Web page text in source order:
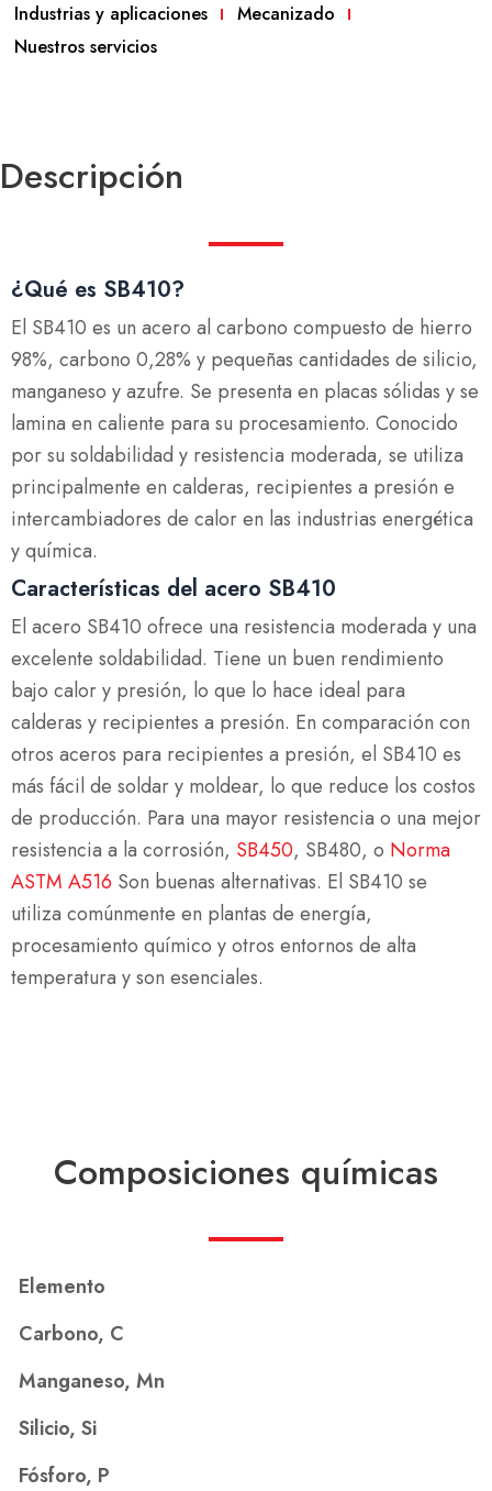
Industrias y aplicaciones
Mecanizado
Nuestros servicios
Descripción
¿Qué es SB410?
El SB410 es un acero al carbono compuesto de hierro
98%, carbono 0,28% y pequeñas cantidades de silicio,
manganeso y azufre. Se presenta en placas sólidas y se
lamina en caliente para su procesamiento. Conocido
por su soldabilidad y resistencia moderada, se utiliza
principalmente en calderas, recipientes a presión e
intercambiadores de calor en las industrias energética
y química.
Características del acero SB410
El acero SB410 ofrece una resistencia moderada y una
excelente soldabilidad. Tiene un buen rendimiento
bajo calor y presión, lo que lo hace ideal para
calderas y recipientes a presión. En comparación con
otros aceros para recipientes a presión, el SB410 es
más fácil de soldar y moldear, lo que reduce los costos
de producción. Para una mayor resistencia o una mejor
resistencia a la corrosión, SB450, SB480, o Norma
ASTM A516 Son buenas alternativas. El SB410 se
utiliza comúnmente en plantas de energía,
procesamiento químico y otros entornos de alta
temperatura y son esenciales.
Composiciones químicas
Elemento
Carbono, C
Manganeso, Mn
Silicio, Si
Fósforo, P